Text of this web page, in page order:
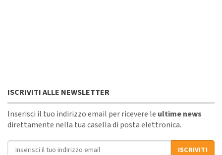
ISCRIVITI ALLE NEWSLETTER
Inserisci il tuo indirizzo email per ricevere le ultime news
direttamente nella tua casella di posta elettronica.
Indirizzo email
ISCRIVITI